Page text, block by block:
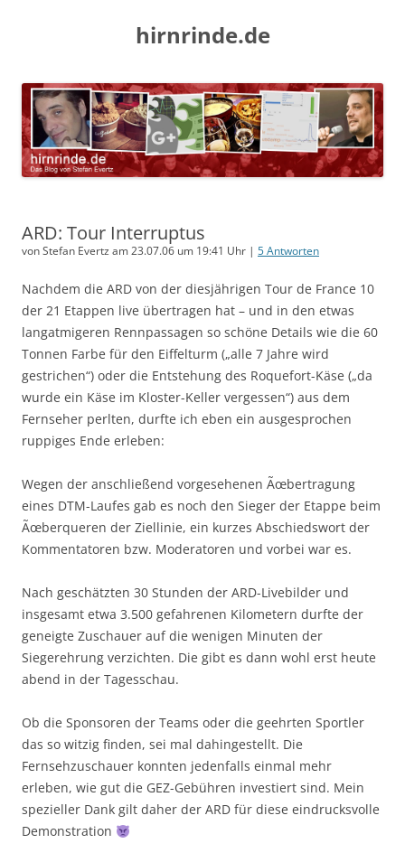
hirnrinde.de
ARD: Tour Interruptus
von Stefan Evertz am 23.07.06 um 19:41 Uhr | 5 Antworten
Nachdem die ARD von der diesjährigen Tour de France 10
der 21 Etappen live übertragen hat – und in den etwas
langatmigeren Rennpassagen so schöne Details wie die 60
Tonnen Farbe für den Eiffelturm („alle 7 Jahre wird
gestrichen“) oder die Entstehung des Roquefort-Käse („da
wurde ein Käse im Kloster-Keller vergessen“) aus dem
Fernseher perlten, durfte ich eben ein ausgesprochen
ruppiges Ende erleben:
Wegen der anschließend vorgesehenen Ãœbertragung
eines DTM-Laufes gab es noch den Sieger der Etappe beim
Ãœberqueren der Ziellinie, ein kurzes Abschiedswort der
Kommentatoren bzw. Moderatoren und vorbei war es.
Nach geschätzten 30 Stunden der ARD-Livebilder und
insgesamt etwa 3.500 gefahrenen Kilometern durfte der
geneigte Zuschauer auf die wenigen Minuten der
Siegerehrung verzichten. Die gibt es dann wohl erst heute
abend in der Tagesschau.
Ob die Sponsoren der Teams oder die geehrten Sportler
das so witzig finden, sei mal dahingestellt. Die
Fernsehzuschauer konnten jedenfalls einmal mehr
erleben, wie gut die GEZ-Gebühren investiert sind. Mein
spezieller Dank gilt daher der ARD für diese eindrucksvolle
Demonstration